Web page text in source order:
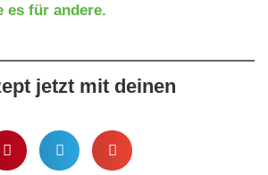
es für andere.
jetzt mit deinen